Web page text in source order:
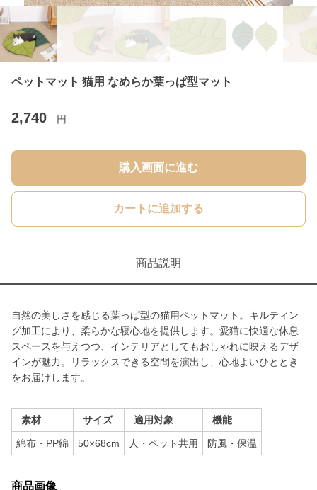
ペットマット 猫用 なめらか葉っぱ型マット
2,740 円
購入画面に進む
カートに追加する
商品説明
自然の美しさを感じる葉っぱ型の猫用ペットマット。キルティン
グ加工により、柔らかな寝心地を提供します。愛猫に快適な休息
スペースを与えつつ、インテリアとしてもおしゃれに映えるデザ
インが魅力。リラックスできる空間を演出し、心地よいひととき
をお届けします。
素材 サイズ 適用対象 機能
綿布・PP綿 50×68cm 人・ペット共用 防風・保温
商品画像